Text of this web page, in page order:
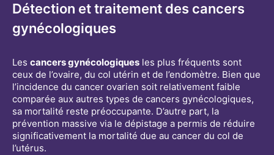
Détection et traitement des cancers
gynécologiques
Les cancers gynécologiques les plus fréquents sont
ceux de l’ovaire, du col utérin et de l’endomètre. Bien que
l’incidence du cancer ovarien soit relativement faible
comparée aux autres types de cancers gynécologiques,
sa mortalité reste préoccupante. D’autre part, la
prévention massive via le dépistage a permis de réduire
significativement la mortalité due au cancer du col de
l’utérus.